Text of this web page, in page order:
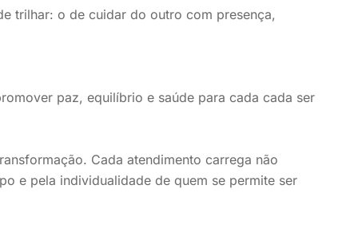
trilhar: o de cuidar do outro com presença,
paz, equilíbrio e saúde para cada cada ser
Cada atendimento carrega não
e pela individualidade de quem se permite ser